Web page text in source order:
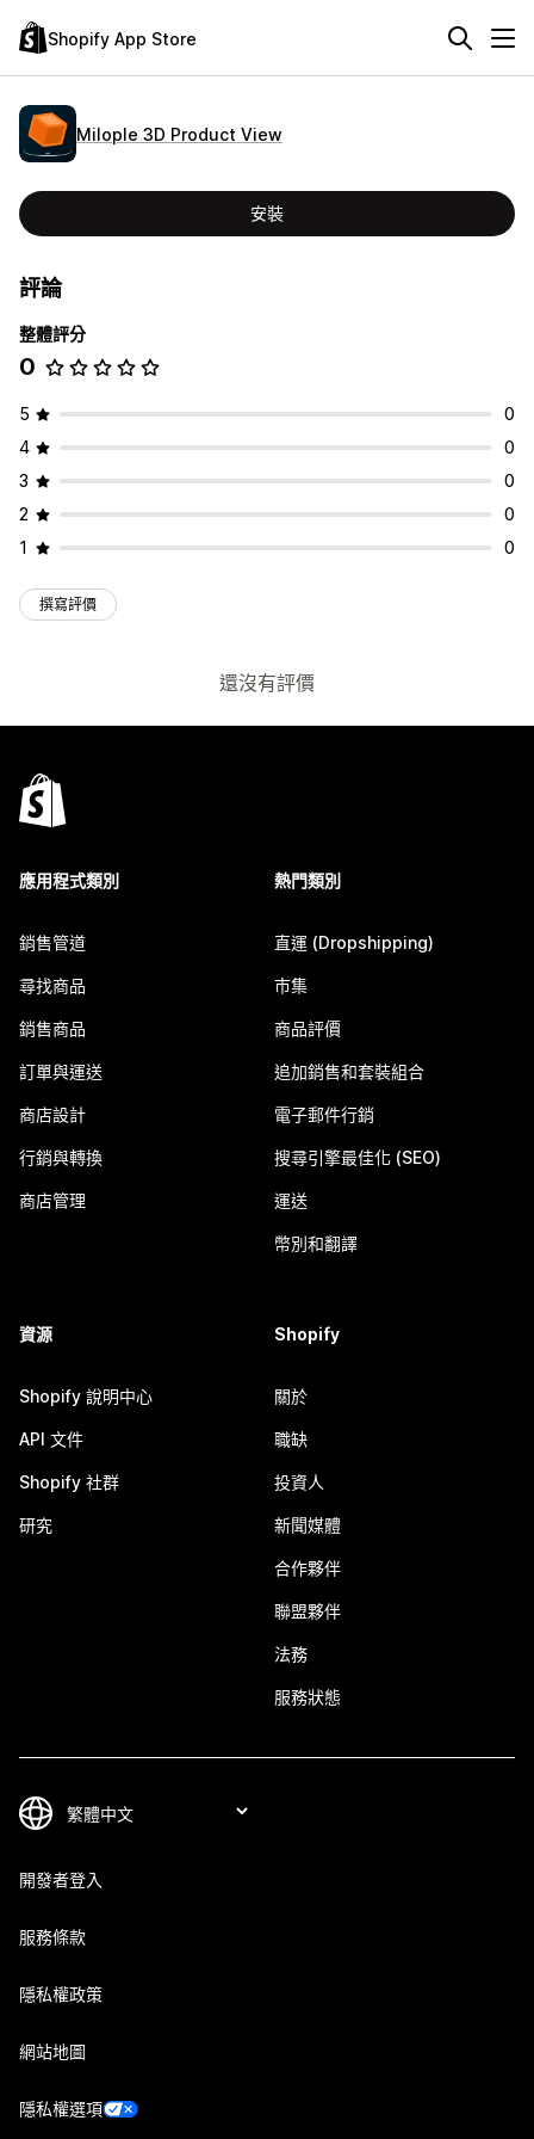
Shopify App Store
Milople 3D Product View
安裝
評論
整體評分
0
5
0
4
0
3
0
2
0
1
0
撰寫評價
還沒有評價
應用程式類別
銷售管道
尋找商品
銷售商品
訂單與運送
商店設計
行銷與轉換
商店管理
熱門類別
直運 (Dropshipping)
市集
商品評價
追加銷售和套裝組合
電子郵件行銷
搜尋引擎最佳化 (SEO)
運送
幣別和翻譯
資源
Shopify 說明中心
API 文件
Shopify 社群
研究
Shopify
關於
職缺
投資人
新聞媒體
合作夥伴
聯盟夥伴
法務
服務狀態
開發者登入
服務條款
隱私權政策
網站地圖
隱私權選項